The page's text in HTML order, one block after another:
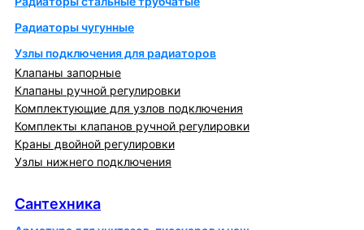
Радиаторы чугунные
Узлы подключения для радиаторов
Клапаны запорные
Клапаны ручной регулировки
Комплектующие для узлов подключения
Комплекты клапанов ручной регулировки
Краны двойной регулировки
Узлы нижнего подключения
Сантехника